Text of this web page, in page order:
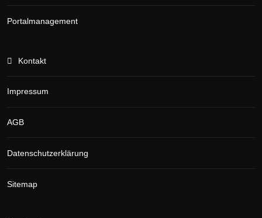
Portalmanagement
Kontakt
Impressum
AGB
Datenschutzerklärung
Sitemap